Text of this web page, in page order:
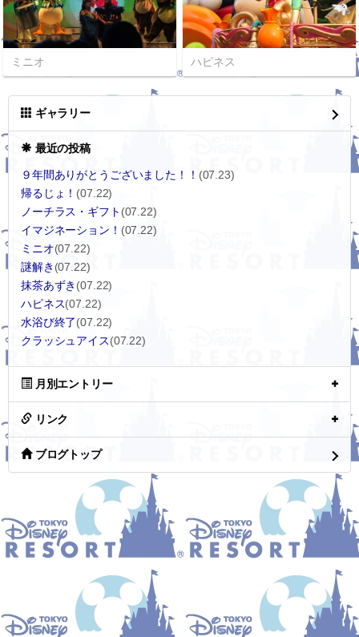
ミニオ ハピネス
ギャラリー
最近の投稿
９年間ありがとうございました！！ (07.23)
帰るじょ！ (07.22)
ノーチラス・ギフト (07.22)
イマジネーション！ (07.22)
ミニオ(07.22)
謎解き (07.22)
抹茶あずき (07.22)
ハピネス(07.22)
水浴び終了(07.22)
クラッシュアイス(07.22)
月別エントリー
リンク
ブログトップ